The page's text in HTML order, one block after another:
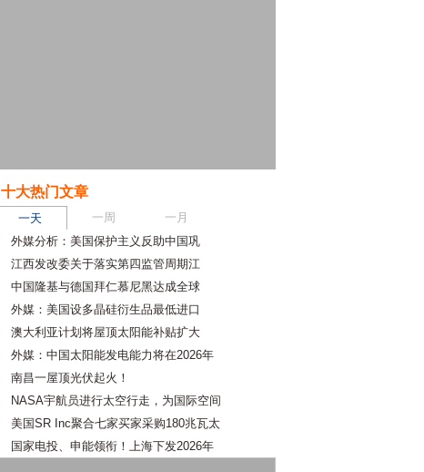
十大热门文章
一天 一周
一月
外媒分析：美国保护主义反助中国巩
江西发改委关于落实第四监管周期江
中国隆基与德国拜仁慕尼黑达成全球
外媒：美国设多晶硅衍生品最低进口
澳大利亚计划将屋顶太阳能补贴扩大
外媒：中国太阳能发电能力将在2026年
南昌一屋顶光伏起火！
NASA宇航员进行太空行走，为国际空间
美国SR Inc聚合七家买家采购180兆瓦太
国家电投、申能领衔！上海下发2026年